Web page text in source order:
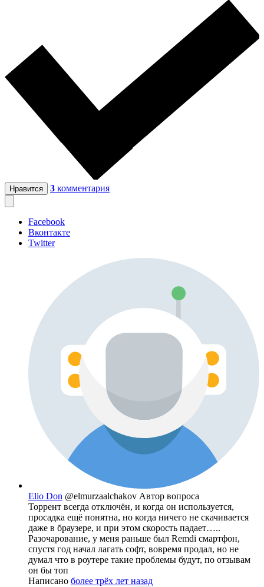
Нравится 3 комментария
Facebook
Вконтакте
Twitter
Elio Don @elmurzaalchakov Автор вопроса
Торрент всегда отключён, и когда он используется,
просадка ещё понятна, но когда ничего не скачивается
даже в браузере, и при этом скорость падает…..
Разочарование, у меня раньше был Remdi смартфон,
спустя год начал лагать софт, вовремя продал, но не
думал что в роутере такие проблемы будут, по отзывам
он бы топ
Написано более трёх лет назад